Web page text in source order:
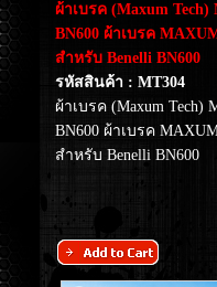
ผ้าเบรค (Maxum Tech)
BN600 ผ้าเบรค
สำหรับ Benelli BN600
รหัสสินค้า : MT304
ผ้าเบรค (Maxum Tech)
BN600 ผ้าเบรค
สำหรับ Benelli BN600